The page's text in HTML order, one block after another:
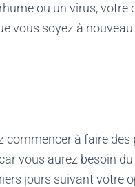
ou un virus, votre
vous soyez à
à faire des
vous aurez besoin
jours suivant votre